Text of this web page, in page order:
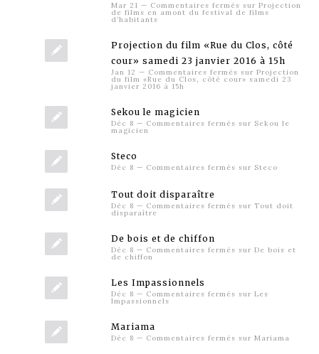
Mar 21 — Commentaires fermés sur Projection
de films en amont du festival de films
d’habitants
Projection du film «Rue du Clos, côté
cour» samedi 23 janvier 2016 à 15h
Jan 12 — Commentaires fermés sur Projection
du film «Rue du Clos, côté cour» samedi 23
janvier 2016 à 15h
Sekou le magicien
Déc 8 — Commentaires fermés sur Sekou le
magicien
Steco
Déc 8 — Commentaires fermés sur Steco
Tout doit disparaître
Déc 8 — Commentaires fermés sur Tout doit
disparaître
De bois et de chiffon
Déc 8 — Commentaires fermés sur De bois et
de chiffon
Les Impassionnels
Déc 8 — Commentaires fermés sur Les
Impassionnels
Mariama
Déc 8 — Commentaires fermés sur Mariama